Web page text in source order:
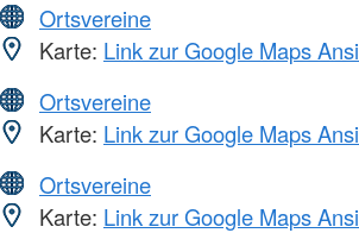
Ortsvereine
Karte: Link zur Google Maps
Ortsvereine
Karte: Link zur Google Maps
Ortsvereine
Karte: Link zur Google Maps